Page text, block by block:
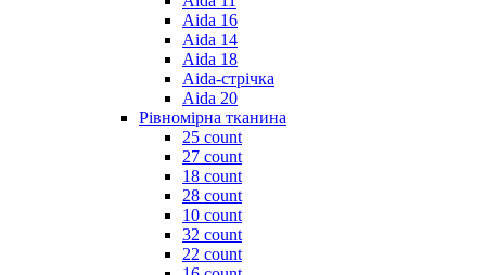
Aida 16
Aida 14
Aida 18
Aida-стрічка
Aida 20
Рівномірна тканина
25 count
27 count
18 count
28 count
10 count
32 count
22 count